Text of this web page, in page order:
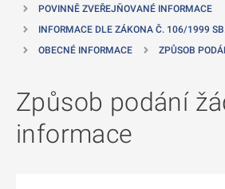
POVINNĚ ZVEŘEJŇOVANÉ INFORMACE
INFORMACE DLE ZÁKONA Č. 106/1999
OBECNÉ INFORMACE
ZPŮSOB
Způsob podání
informace